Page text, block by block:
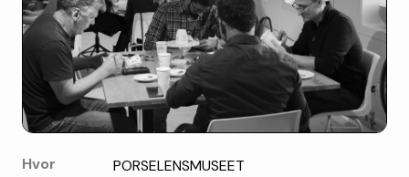
Hvor
PORSELENSMUSEET